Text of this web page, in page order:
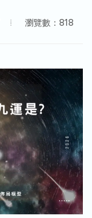
瀏覽數：818